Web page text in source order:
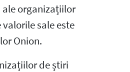
organizațiilor
sale este
Onion.
de știri